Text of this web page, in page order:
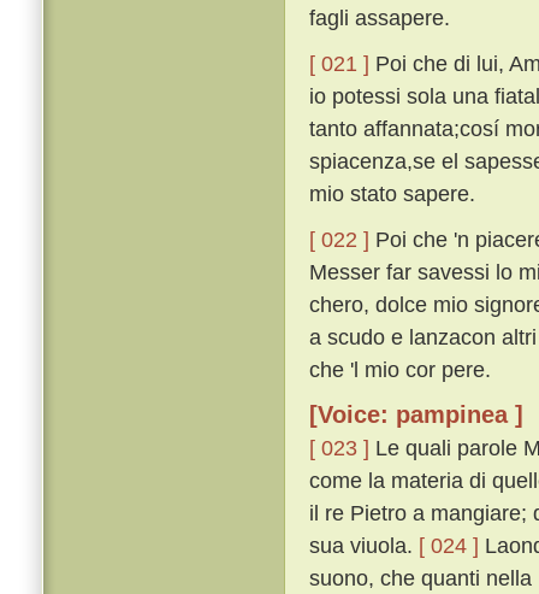
fagli assapere.
[ 021 ] Poi che di lui,
io potessi sola una
tanto affannata;cosí
spiacenza,se el
mio stato sapere.
[ 022 ] Poi che 'n
Messer far savessi lo
chero, dolce mio
a scudo e lanzacon
che 'l mio cor pere.
[Voice: pampinea ]
[ 023 ] Le quali parole
come la materia di
il re Pietro a mangiare;
sua viuola. [ 024 ]
suono, che quanti